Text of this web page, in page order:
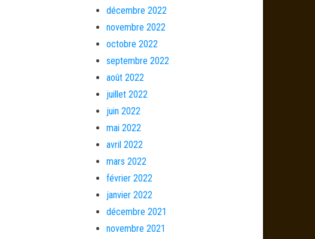
décembre 2022
novembre 2022
octobre 2022
septembre 2022
août 2022
juillet 2022
juin 2022
mai 2022
avril 2022
mars 2022
février 2022
janvier 2022
décembre 2021
novembre 2021